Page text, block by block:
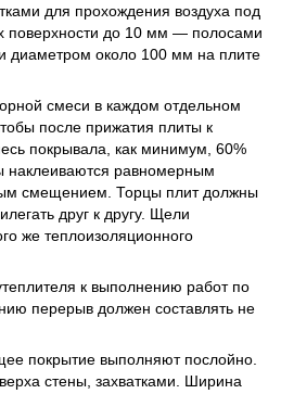
для прохождения воздуха под
поверхности до 10 мм — полосами
диаметром около 100 мм на плите
смеси в каждом отдельном
после прижатия плиты к
покрывала, как минимум, 60%
наклеиваются равномерным
смещением. Торцы плит должны
друг к другу. Щели
же теплоизоляционного
к выполнению работ по
перерыв должен составлять не
покрытие выполняют послойно.
стены, захватками. Ширина